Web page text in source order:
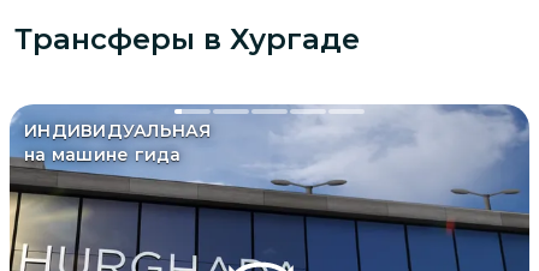
Трансферы в Хургаде
ИНДИВИДУАЛЬНАЯ
на машине гида